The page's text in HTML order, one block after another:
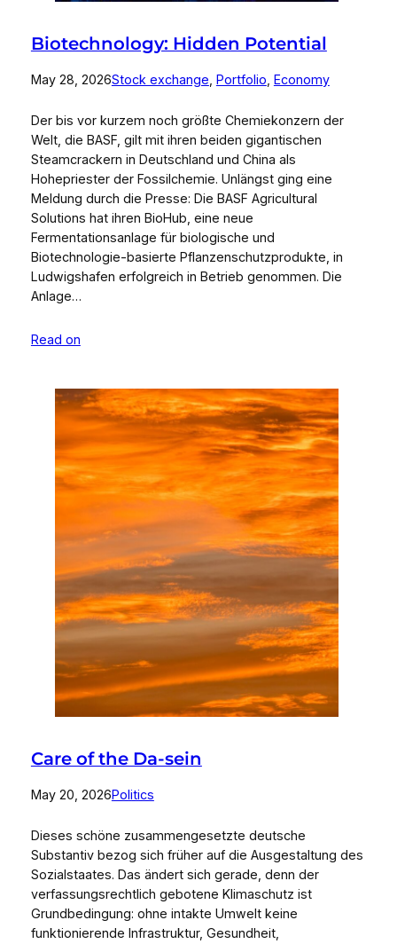
Biotechnology: Hidden Potential
May 28, 2026Stock exchange Portfolio Economy
Der bis vor kurzem noch größte Chemiekonzern der
Welt, die BASF, gilt mit ihren beiden gigantischen
Steamcrackern in Deutschland und China als
Hohepriester der Fossilchemie. Unlängst ging eine
Meldung durch die Presse: Die BASF Agricultural
Solutions hat ihren BioHub, eine neue
Fermentationsanlage für biologische und
Biotechnologie-basierte Pflanzenschutzprodukte, in
Ludwigshafen erfolgreich in Betrieb genommen. Die
Anlage…
Read on
Care of the Da-sein
May 20, 2026Politics
Dieses schöne zusammengesetzte deutsche
Substantiv bezog sich früher auf die Ausgestaltung des
Sozialstaates. Das ändert sich gerade, denn der
verfassungsrechtlich gebotene Klimaschutz ist
Grundbedingung: ohne intakte Umwelt keine
funktionierende Infrastruktur, Gesundheit,